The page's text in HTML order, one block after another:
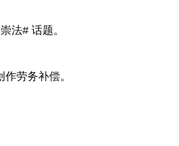
法# 话题。
劳务补偿。